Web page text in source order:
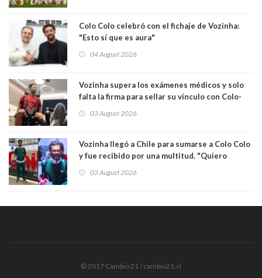
Colo Colo celebró con el fichaje de Vozinha:
"Esto sí que es aura"
04 August 2026
Vozinha supera los exámenes médicos y solo
falta la firma para sellar su vínculo con Colo-
03 August 2026
Vozinha llegó a Chile para sumarse a Colo Colo
y fue recibido por una multitud. "Quiero
hinchas"
03 August 2026
© 2017 Cambio 21 / cambio21.cl